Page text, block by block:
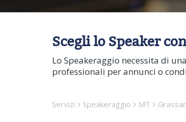
Scegli lo Speaker
Lo Speakeraggio necessita di
professionali per annunci o
Servizi Speakeraggio MT